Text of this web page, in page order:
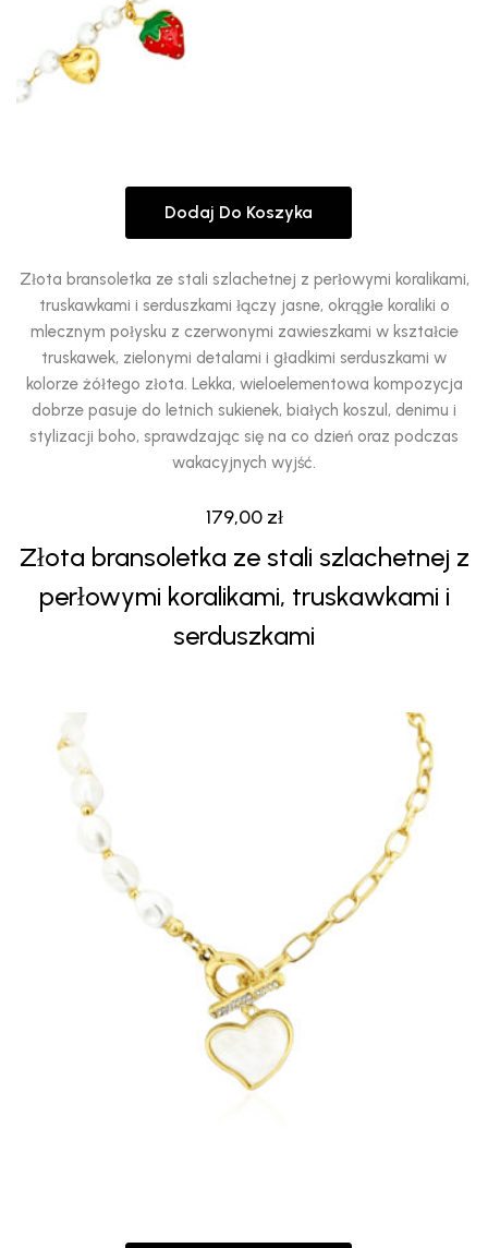
Złota bransoletka ze stali szlachetnej z
perłowymi koralikami, truskawkami i
serduszkami
179,00 zł
Złota bransoletka ze stali szlachetnej z perłowymi koralikami,
truskawkami i serduszkami łączy jasne, okrągłe koraliki o
mlecznym połysku z czerwonymi zawieszkami w kształcie
truskawek, zielonymi detalami i gładkimi serduszkami w
kolorze żółtego złota. Lekka, wieloelementowa kompozycja
dobrze pasuje do letnich sukienek, białych koszul, denimu i
stylizacji boho, sprawdzając się na co dzień oraz podczas
wakacyjnych wyjść.
Dodaj Do Koszyka